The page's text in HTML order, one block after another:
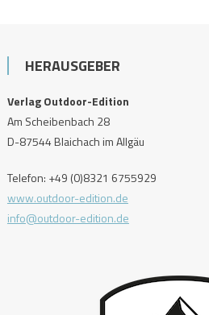
HERAUSGEBER
Verlag Outdoor-Edition
Am Scheibenbach 28
D-87544 Blaichach im Allgäu
Telefon: +49 (0)8321 6755929
www.outdoor-edition.de
info@outdoor-edition.de